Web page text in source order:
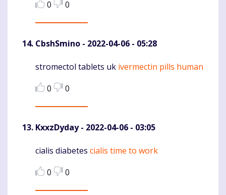
0 0
CbshSmino - 2022-04-06 - 05:28
Komentaras
stromectol tablets uk ivermectin pills human
0
0
KxxzDyday- 2022-04-06 - 03:05
Komentaras
cialis diabetes cialis time to work
0
0